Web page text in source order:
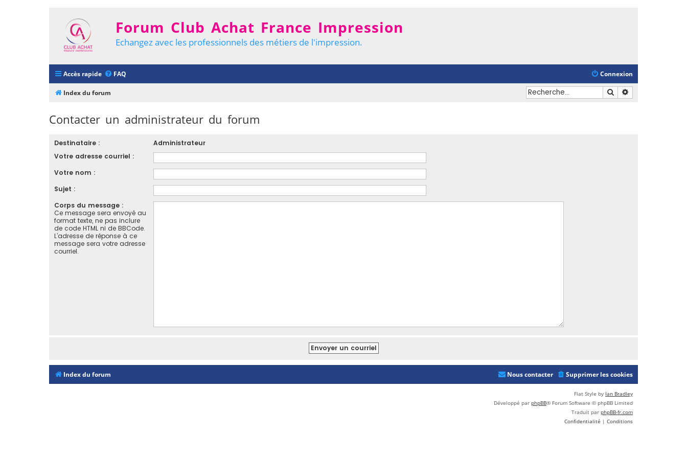
Forum Club Achat France Impression
Echangez avec les professionnels des métiers de l'impression.
Accès rapide FAQ Connexion
Index du forum Rechercher
Contacter un administrateur du forum
Destinataire :
Administrateur
Votre adresse courriel :
Votre nom :
Sujet :
Corps du message :
Ce message sera envoyé au
format texte, ne pas inclure
de code HTML ni de BBCode.
L’adresse de réponse à ce
message sera votre adresse
courriel.
Index du forum Supprimer les cookies
Nous contacter
Flat Style by Ian Bradley
Développé par phpBB® Forum Software © phpBB Limited
Traduit par phpBB-fr.com
Confidentialité | Conditions